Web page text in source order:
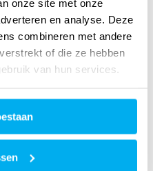
onze site met onze
en analyse. Deze
combineren met andere
of die ze hebben
van hun services.
bij
slimme technologie die
ons magazine aan